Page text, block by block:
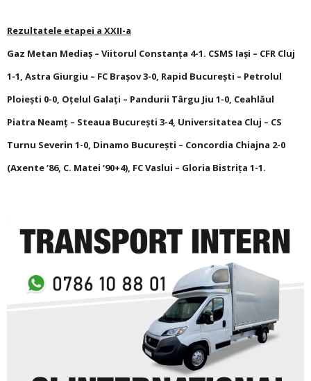
Rezultatele etapei a XXII-a
Gaz Metan Mediaș – Viitorul Constanţa 4-1. CSMS Iași – CFR Cluj
1-1, Astra Giurgiu – FC Brașov 3-0, Rapid București – Petrolul
Ploiești 0-0, Oţelul Galaţi – Pandurii Târgu Jiu 1-0, Ceahlăul
Piatra Neamţ – Steaua București 3-4, Universitatea Cluj – CS
Turnu Severin 1-0, Dinamo București – Concordia Chiajna 2-0
(Axente ‘86, C. Matei ‘90+4), FC Vaslui – Gloria Bistriţa 1-1.